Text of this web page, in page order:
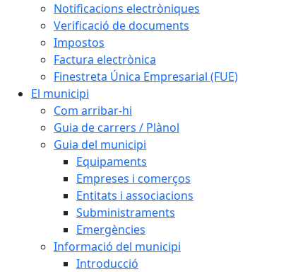
Notificacions electròniques
Verificació de documents
Impostos
Factura electrònica
Finestreta Única Empresarial (FUE)
El municipi
Com arribar-hi
Guia de carrers / Plànol
Guia del municipi
Equipaments
Empreses i comerços
Entitats i associacions
Subministraments
Emergències
Informació del municipi
Introducció